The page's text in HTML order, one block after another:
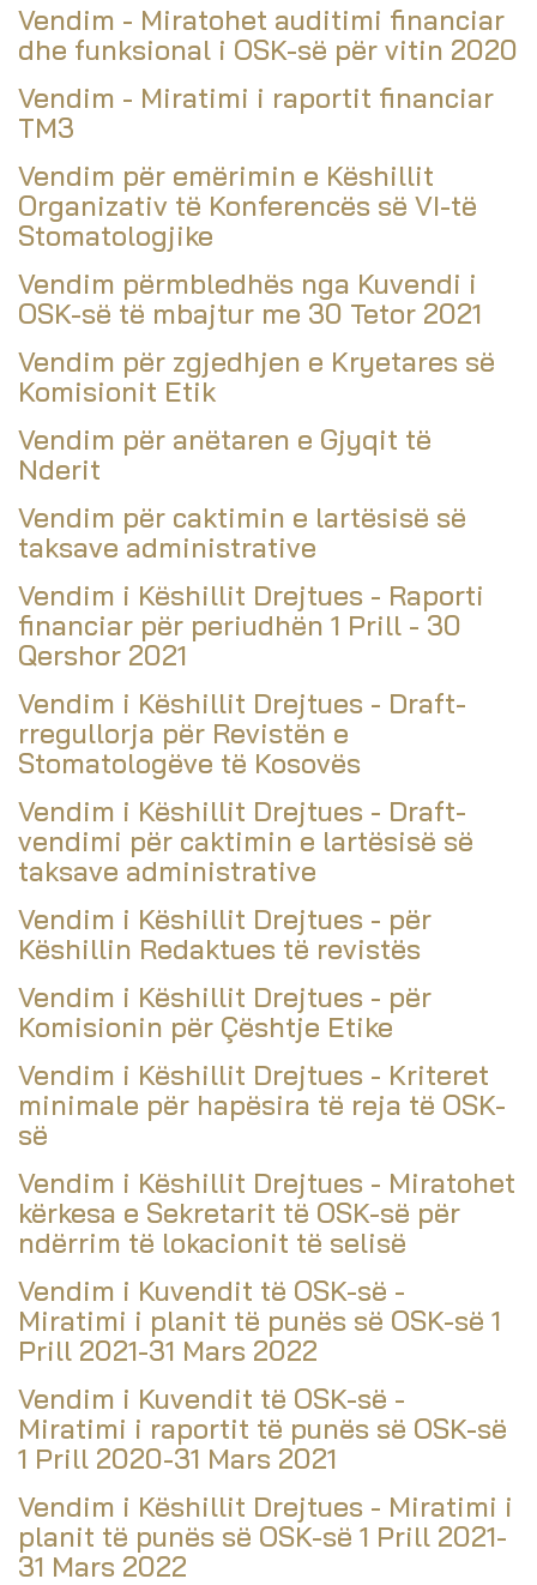
Vendim - Miratohet auditimi financiar
dhe funksional i OSK-së për vitin 2020
Vendim - Miratimi i raportit financiar
TM3
Vendim për emërimin e Këshillit
Organizativ të Konferencës së VI-të
Stomatologjike
Vendim përmbledhës nga Kuvendi i
OSK-së të mbajtur me 30 Tetor 2021
Vendim për zgjedhjen e Kryetares së
Komisionit Etik
Vendim për anëtaren e Gjyqit të
Nderit
Vendim për caktimin e lartësisë së
taksave administrative
Vendim i Këshillit Drejtues - Raporti
financiar për periudhën 1 Prill - 30
Qershor 2021
Vendim i Këshillit Drejtues - Draft-
rregullorja për Revistën e
Stomatologëve të Kosovës
Vendim i Këshillit Drejtues - Draft-
vendimi për caktimin e lartësisë së
taksave administrative
Vendim i Këshillit Drejtues - për
Këshillin Redaktues të revistës
Vendim i Këshillit Drejtues - për
Komisionin për Çështje Etike
Vendim i Këshillit Drejtues - Kriteret
minimale për hapësira të reja të OSK-
së
Vendim i Këshillit Drejtues - Miratohet
kërkesa e Sekretarit të OSK-së për
ndërrim të lokacionit të selisë
Vendim i Kuvendit të OSK-së -
Miratimi i planit të punës së OSK-së 1
Prill 2021-31 Mars 2022
Vendim i Kuvendit të OSK-së -
Miratimi i raportit të punës së OSK-së
1 Prill 2020-31 Mars 2021
Vendim i Këshillit Drejtues - Miratimi i
planit të punës së OSK-së 1 Prill 2021-
31 Mars 2022